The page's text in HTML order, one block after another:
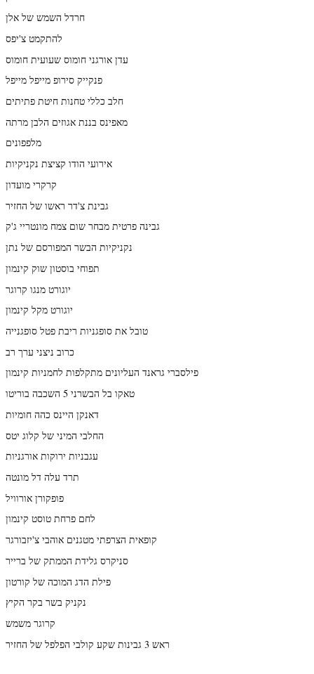
חרדל השמש של אלן
להתקמט צ'יפס
עדן אורגני חומוס שעועית חומוס
פנקייק סירופ מייפל מייפל
חלב כללי טחנות חיטת פתיתים
מאפינס בננת אגוזים הלבן מרתה
מלפפונים
אירועי הודו קציצת נקניקיות
קרקרי מועדון
גבינת צ'דר ראשו של החזיר
גבינה פרטית מבחר שום צמח מונטריי ג'ק
נקניקיות הבשר המפורסם של נתן
תפוחי בוסטון שוק קינמון
יוגורט מנגו קרוגר
יוגורט מקל קינמון
טובל את סופגניות ריבת פטל סופגנייה
כרוב ניצני ערך רב
פילסברי גראנד העליונים מתקלפות לחמניות קינמון
טאקו בל הבשרני 5 השכבה בוריטו
דאנקן היינס כהה חומיות
החלבי המיני של קלוג יטס
עגבניות ירוקות אורגניות
תרד עלה דל מונטה
פופקורן אורוויל
לחם פרחת טוסט קינמון
קופאית הצרפתי מטגנים אוהבי צ'יזבורגר
סניקרס גלידת הממתק של ברייר
פילת הדג המוכה של קורטון
נקניק בשר בקר הקיץ
קרוגר משמש
ראש 3 גבינות שקע קולבי הפלפל של החזיר